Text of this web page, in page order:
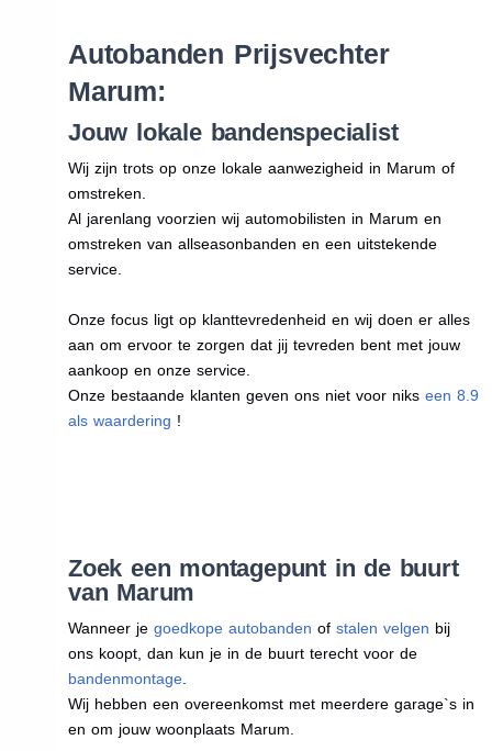
Autobanden Prijsvechter
Marum:
Jouw lokale bandenspecialist
Wij zijn trots op onze lokale aanwezigheid in Marum of
omstreken.
Al jarenlang voorzien wij automobilisten in Marum en
omstreken van allseasonbanden en een uitstekende
service.
Onze focus ligt op klanttevredenheid en wij doen er alles
aan om ervoor te zorgen dat jij tevreden bent met jouw
aankoop en onze service.
Onze bestaande klanten geven ons niet voor niks een 8.9
als waardering !
Zoek een montagepunt in de buurt
van Marum
Wanneer je goedkope autobanden of stalen velgen bij
ons koopt, dan kun je in de buurt terecht voor de
bandenmontage.
Wij hebben een overeenkomst met meerdere garage`s in
en om jouw woonplaats Marum.